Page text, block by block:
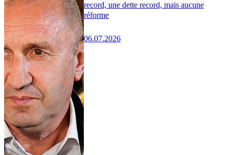
record, une dette record, mais aucune
réforme
06.07.2026